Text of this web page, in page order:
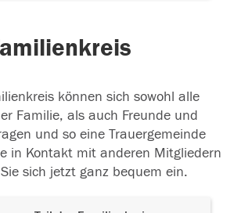
können sich sowohl alle
Familie, als auch Freunde und
und so eine Trauergemeinde
in Kontakt mit anderen Mitgliedern
sich jetzt ganz bequem ein.